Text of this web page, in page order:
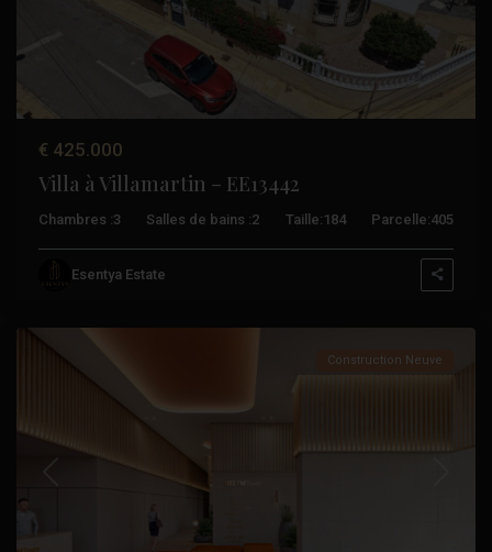
€ 425.000
Villa à Villamartin – EE13442
Chambres :3 Salles de bains :2 Taille: 184 Parcelle:405
Esentya Estate
Construction Neuve